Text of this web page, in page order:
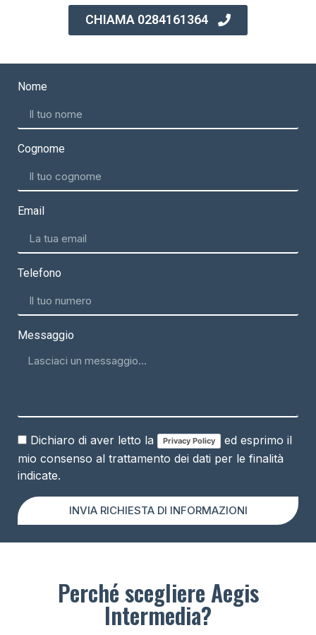
CHIAMA 0284161364
Nome
Cognome
Email
Telefono
Messaggio
Dichiaro di aver letto la Privacy Policy
ed esprimo il
mio consenso al trattamento dei dati per le finalità
indicate.
INVIA RICHIESTA DI INFORMAZIONI
Perché scegliere Aegis
Intermedia?